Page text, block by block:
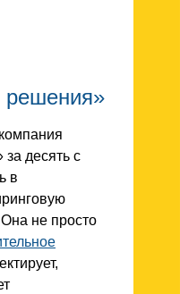
десять с
в
Она не просто